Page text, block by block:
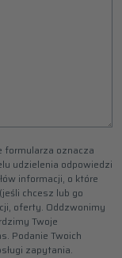
formularza oznacza
udzielenia odpowiedzi
informacji, o które
chcesz lub go
oferty. Oddzwonimy
Twoje
Podanie Twoich
zapytania.